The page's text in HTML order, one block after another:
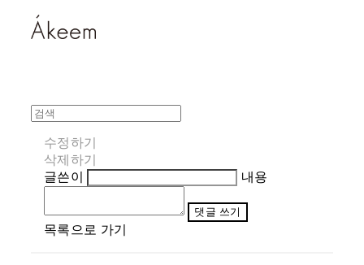
수정하기
삭제하기
글쓴이
내용
댓글 쓰기
목록으로 가기